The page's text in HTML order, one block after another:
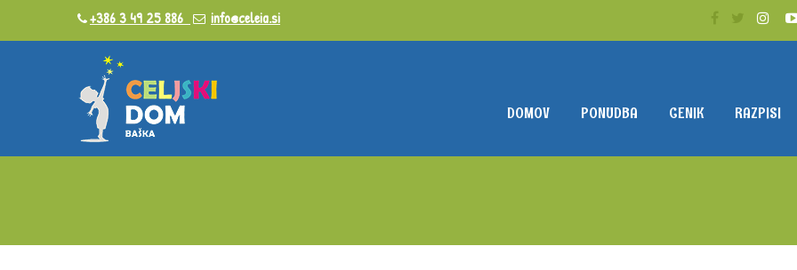
+386 3 49 25 886 info@celeia.si
DOMOV PONUDBA CENIK RAZPISI